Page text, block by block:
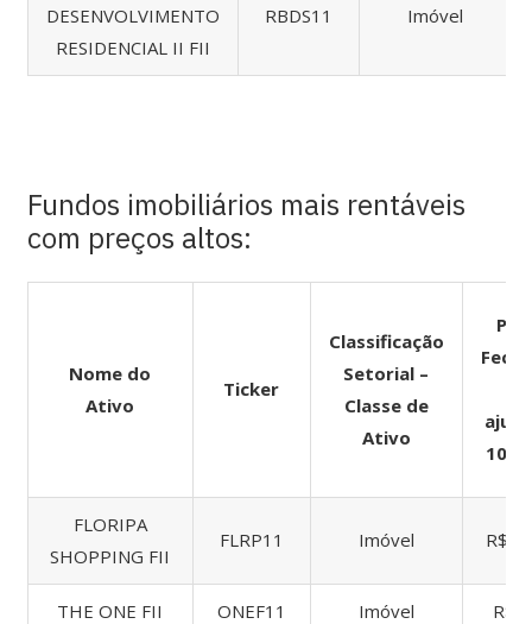
DESENVOLVIMENTO
RESIDENCIAL II FII
RBDS11 Imóvel
Fundos imobiliários mais rentáveis
com preços altos:
Nome do
Ativo
Ticker
Classificação
Setorial –
Classe de
Ativo
10/
FLORIPA
SHOPPING FII
FLRP11 Imóvel R$
THE ONE FII ONEF11 Imóvel R$